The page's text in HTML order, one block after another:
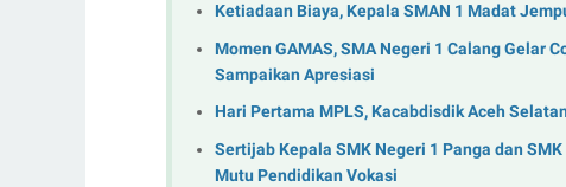
Ketiadaan Biaya, Kepala SMAN 1 Madat
Momen GAMAS, SMA Negeri 1 Calang Gelar
Sampaikan Apresiasi
Hari Pertama MPLS, Kacabdisdik Aceh
Sertijab Kepala SMK Negeri 1 Panga dan
Mutu Pendidikan Vokasi